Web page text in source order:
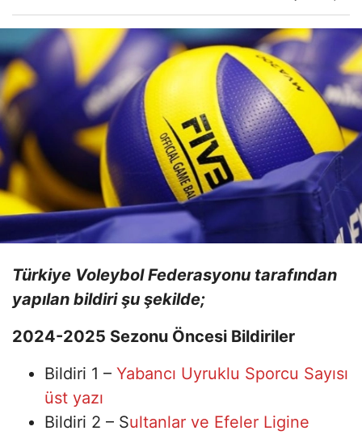
Türkiye Voleybol Federasyonu tarafından
yapılan bildiri şu şekilde;
2024-2025 Sezonu Öncesi Bildiriler
Bildiri 1 – Yabancı Uyruklu Sporcu Sayısı
üst yazı
Bildiri 2 – Sultanlar ve Efeler Ligine